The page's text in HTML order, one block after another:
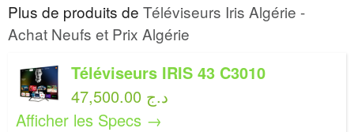
Plus de produits de Téléviseurs Iris Algérie -
Achat Neufs et Prix Algérie
Téléviseurs IRIS 43 C3010
47,500.00 د.ج
Afficher les Specs →